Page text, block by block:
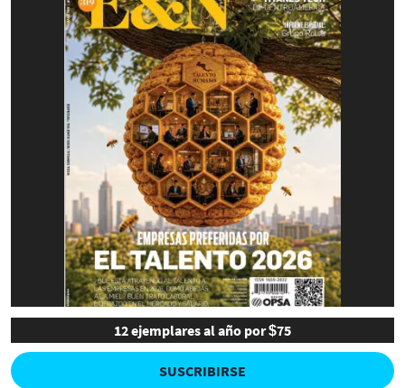
12 ejemplares al año por $75
SUSCRIBIRSE